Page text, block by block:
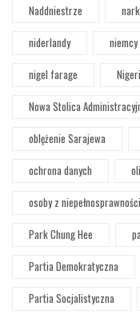
Naddniestrze
niderlandy
niemcy
nigel farage
Nowa Stolica
oblężenie Sarajewa
ochrona danych
osoby z
Park Chung Hee
Partia Demokratyczna
Partia Socjalistyczna